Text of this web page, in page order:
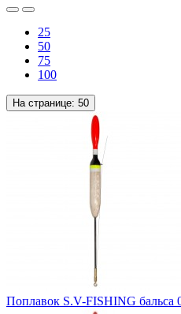
25
50
75
100
На странице: 50
Поплавок S.V-FISHING бальса